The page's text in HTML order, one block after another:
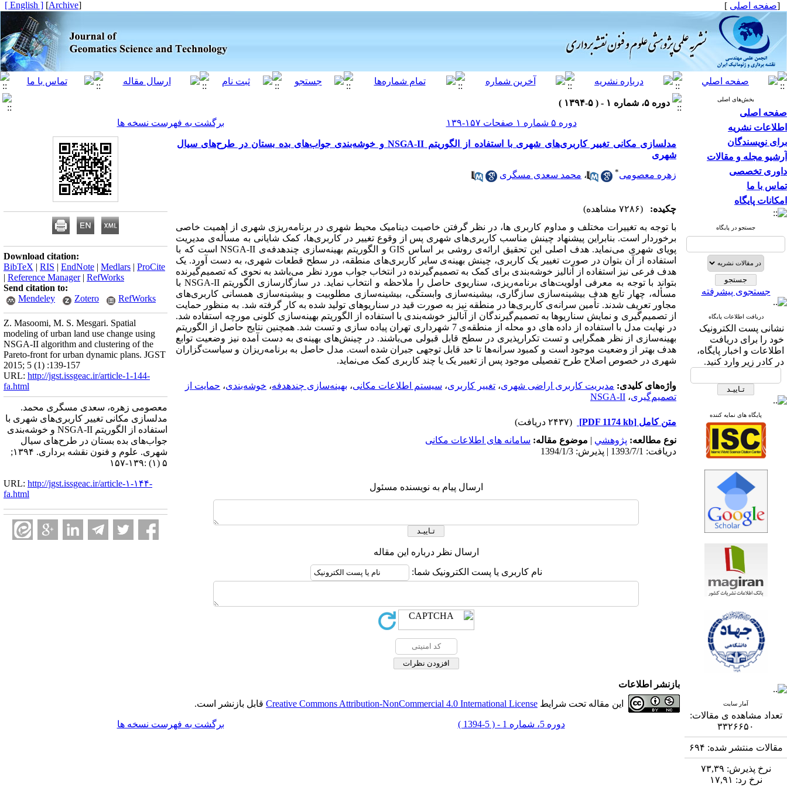
[صفحه اصلی ]
[
Archive
]
[ English ]
بخش‌های اصلی
صفحه اصلی
اطلاعات نشریه
برای نویسندگان
آرشیو مجله و مقالات
داوری تخصصی
تماس با ما
امکانات پایگاه
جستجو در پایگاه
جستجوی پیشرفته
دریافت اطلاعات پایگاه
نشانی پست الکترونیک
خود را برای دریافت
اطلاعات و اخبار پایگاه،
در کادر زیر وارد کنید.
پایگاه های نمایه کننده
آمار سایت
تعداد مشاهده ی مقالات:
۳۳۲۶۶۵۰
مقالات منتشر شده: ۶۹۴
نرخ پذیرش: ۷۳,۳۹
نرخ رد: ۱۷,۹۱
دوره ۵، شماره ۱ - ( ۵-۱۳۹۴ )
دوره ۵ شماره ۱ صفحات ۱۵۷-۱۳۹
برگشت به فهرست نسخه ها
مدلسازی مکانی تغییر کاربری‌های شهری با استفاده از الگوریتم NSGA-II و خوشه‌بندی جواب‌های بده بستان در طرح‌های سیال
شهری
زهره معصومی* ، محمد سعدی مسگری
چکیده:
(۷۲۸۶ مشاهده)
با توجه به تغییرات مختلف و مداوم کاربری ها، در نظر گرفتن خاصیت دینامیک محیط شهری در برنامه‌ریزی شهری از اهمیت خاصی
برخوردار است. بنابراین پیشنهاد چینش مناسب کاربری‌های شهری پس از وقوع تغییر در کاربری‌ها، کمک شایانی به مسأله‌ی مدیریت
پویای شهری می‌نماید. هدف اصلی این تحقیق ارائه‌ی روشی بر اساس GIS و الگوریتم بهینه‌سازی چندهدفه‌ی NSGA-II است که با
استفاده از آن بتوان در صورت تغییر یک کاربری، چینش بهینه‌ی سایر کاربری‌های منطقه، در سطح قطعات شهری، به دست آورد. یک
هدف فرعی نیز استفاده از آنالیز خوشه‌بندی برای کمک به تصمیم‌گیرنده در انتخاب جواب مورد نظر می‌باشد به نحوی که تصمیم‌گیرنده
بتواند با توجه به معرفی اولویت‌های برنامه‌ریزی، سناریوی حاصل را ملاحظه و انتخاب نماید. در سازگارسازی الگوریتم NSGA-II با
مسأله، چهار تابع هدف بیشینه‌سازی سازگاری، بیشینه‌سازی وابستگی، بیشینه‌سازی مطلوبیت و بیشینه‌سازی همسانی کاربری‌های
مجاور تعریف شدند. تأمین سرانه‌ی کاربری‌ها در منطقه نیز به صورت قید در سناریوهای تولید شده به کار گرفته شد. به منظور حمایت
از تصمیم‌گیری و نمایش سناریوها به تصمیم‌گیرندگان از آنالیز خوشه‌بندی با استفاده از الگوریتم بهینه‌سازی کلونی مورچه استفاده شد.
در نهایت مدل با استفاده از داده های دو محله از منطقه‌ی 7 شهرداری تهران پیاده سازی و تست شد. همچنین نتایج حاصل از الگوریتم
بهینه‌سازی از نظر همگرایی و تست تکرارپذیری در سطح قابل قبولی می‌باشند. در چینش‌های بهینه‌ی به دست آمده نیز وضعیت توابع
هدف بهتر از وضعیت موجود است و کمبود سرانه‌ها تا حد قابل توجهی جبران شده است. مدل حاصل به برنامه‌ریزان و سیاست‌گزاران
شهری در خصوص اصلاح طرح تفصیلی موجود پس از تغییر یک یا چند کاربری کمک می‌نماید.
واژه‌های کلیدی: مدیریت کاربری اراضی شهری، تغییر کاربری، سیستم اطلاعات مکانی، بهینه‌سازی چندهدفه، خوشه‌بندی، حمایت از
تصمیم‌گیری، NSGA-II
متن کامل [PDF 1174 kb]
(۲۴۳۷ دریافت)
نوع مطالعه: پژوهشي | موضوع مقاله: سامانه های اطلاعات مکانی
دریافت: 1393/7/1 | پذیرش: 1394/1/3
ارسال پیام به نویسنده مسئول
ارسال نظر درباره این مقاله
نام کاربری یا پست الکترونیک شما:
Download citation:
BibTeX | RIS | EndNote | Medlars | ProCite
| Reference Manager| RefWorks
Send citation to:
Mendeley
Zotero RefWorks
Z. Masoomi, M. S. Mesgari. Spatial
modeling of urban land use change using
NSGA-II algorithm and clustering of the
Pareto-front for urban dynamic plans. JGST
2015; 5 (1) :139-157
URL: http://jgst.issgeac.ir/article-1-144-
fa.html
معصومی زهره، سعدی مسگری محمد.
مدلسازی مکانی تغییر کاربری‌های شهری با
استفاده از الگوریتم NSGA-II و خوشه‌بندی
جواب‌های بده بستان در طرح‌های سیال
شهری. علوم و فنون نقشه برداری. ۱۳۹۴;
۵ (۱) :۱۳۹-۱۵۷
URL: http://jgst.issgeac.ir/article-۱-۱۴۴-
fa.html
بازنشر اطلاعات
این مقاله تحت شرایط Creative Commons Attribution-NonCommercial 4.0 International License قابل بازنشر است.
دوره 5، شماره 1 - ( 5-1394 ) برگشت به فهرست نسخه ها